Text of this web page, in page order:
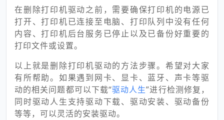
在删除打印机驱动之前，需要确保打印机的电源已
打开、打印机已连接至电脑、打印队列中没有任何
内容、打印机后台服务已停止以及已备份好重要的
打印文件或设置。
以上就是删除打印机驱动的方法步骤。希望对大家
有所帮助。如果遇到网卡、显卡、蓝牙、声卡等驱
动的相关问题都可以下载“驱动人生”进行检测修复，
同时驱动人生支持驱动下载、驱动安装、驱动备份
等等，可以灵活的安装驱动。